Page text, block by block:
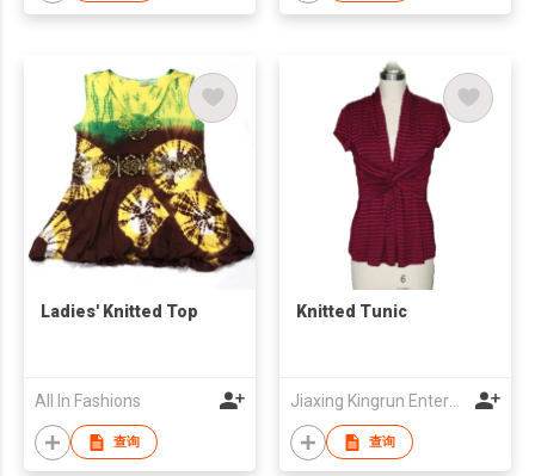
Ladies' Knitted Top
All In Fashions
查询
Knitted Tunic
Jiaxing Kingrun Enterprise Co., Ltd
查询